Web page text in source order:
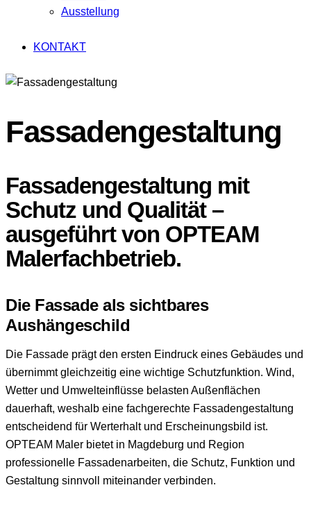
Ausstellung
KONTAKT
facebook-
twitter-
dribble-
instagram
Fassadengestaltung
Fassadengestaltung mit
Schutz und Qualität –
ausgeführt von OPTEAM
Malerfachbetrieb.
Die Fassade als sichtbares
Aushängeschild
Die Fassade prägt den ersten Eindruck eines Gebäudes und
übernimmt gleichzeitig eine wichtige Schutzfunktion. Wind,
Wetter und Umwelteinflüsse belasten Außenflächen
dauerhaft, weshalb eine fachgerechte Fassadengestaltung
entscheidend für Werterhalt und Erscheinungsbild ist.
OPTEAM Maler bietet in Magdeburg und Region
professionelle Fassadenarbeiten, die Schutz, Funktion und
Gestaltung sinnvoll miteinander verbinden.